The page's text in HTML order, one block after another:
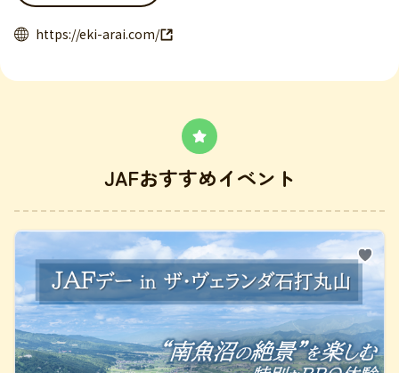
https://eki-arai.com/
JAFおすすめイベント